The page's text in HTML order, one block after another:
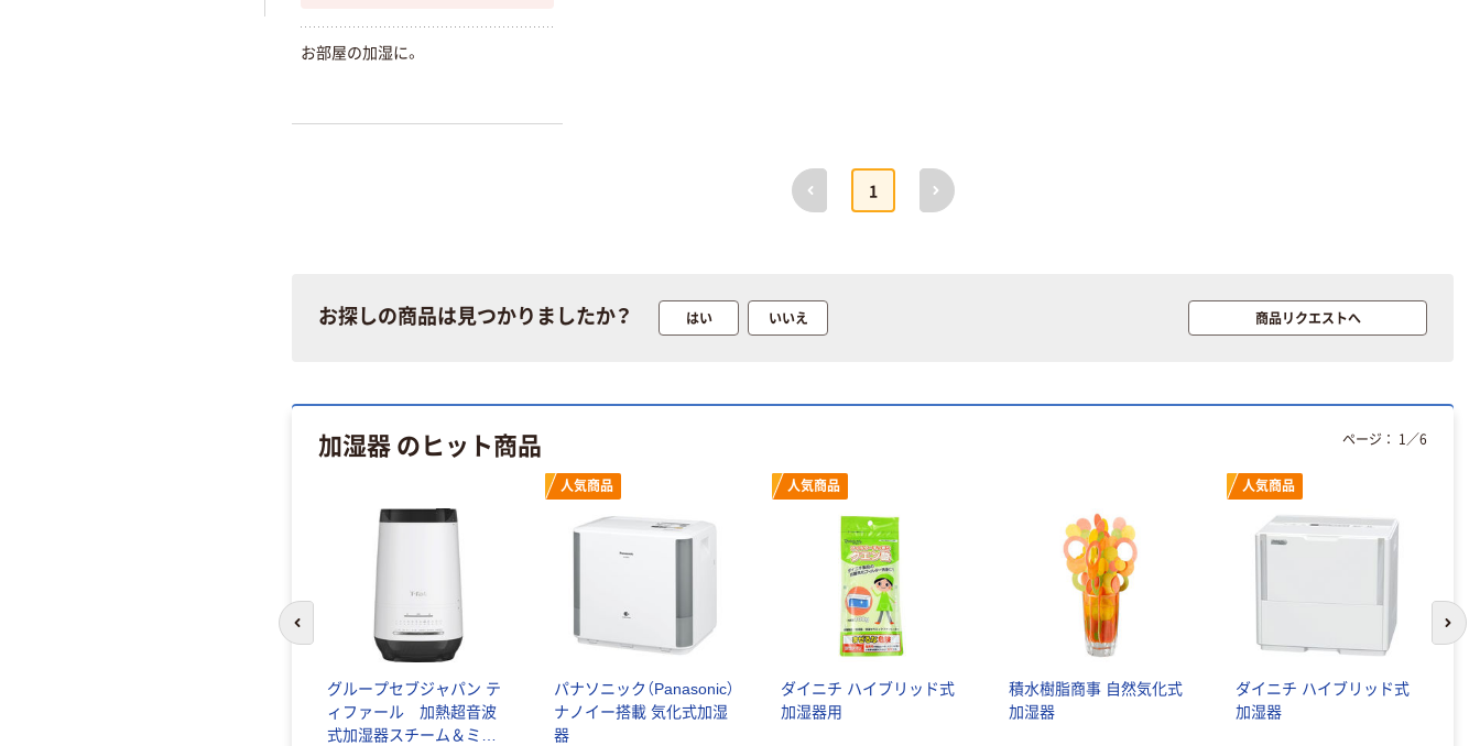
お部屋の加湿に。
前へ
1
次へ
お探しの商品は見つかりましたか？ はい いいえ 商品リクエストへ
加湿器 のヒット商品
グループセブジャパン テ
ィファール 加熱超音波
式加湿器スチーム＆ミス
人気商品
パナソニック（Panasonic）
ナノイー搭載 気化式加湿
器
人気商品
ダイニチ ハイブリッド式
加湿器用
積水樹脂商事 自然気化式
加湿器
人気商品
ダイニチ ハイブリッド式
加湿器
ページ： 1 ／6
前のスライドへ 次